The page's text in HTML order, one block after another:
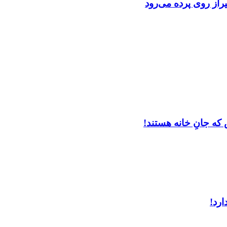
روی پرده می‌رود
که جانِ خانه هستند!